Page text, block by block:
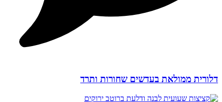
דלורית ממולאת בעדשים שחורות ותרד